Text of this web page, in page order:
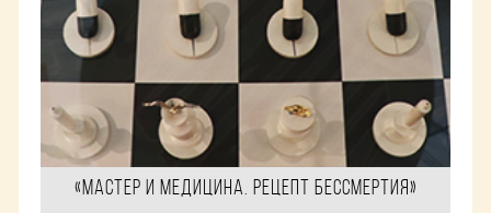
«Мастер и медицина. Рецепт бессмертия»